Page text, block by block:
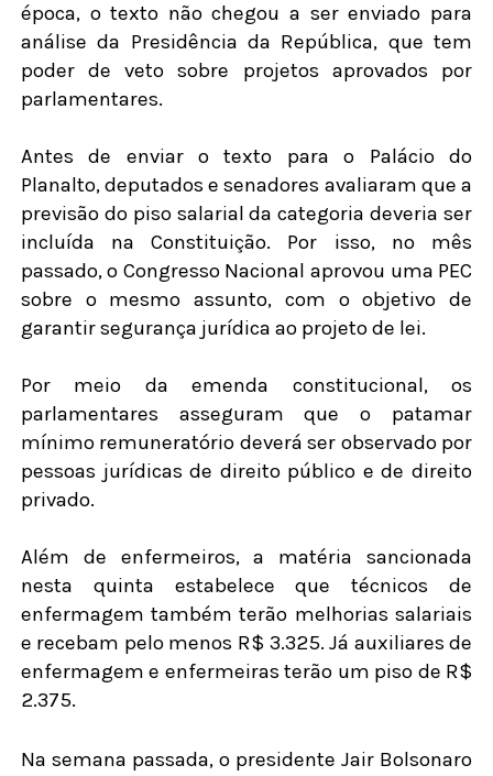
época, o texto não chegou a ser enviado para
análise da Presidência da República, que tem
poder de veto sobre projetos aprovados por
parlamentares.
Antes de enviar o texto para o Palácio do
Planalto, deputados e senadores avaliaram que a
previsão do piso salarial da categoria deveria ser
incluída na Constituição. Por isso, no mês
passado, o Congresso Nacional aprovou uma PEC
sobre o mesmo assunto, com o objetivo de
garantir segurança jurídica ao projeto de lei.
Por meio da emenda constitucional, os
parlamentares asseguram que o patamar
mínimo remuneratório deverá ser observado por
pessoas jurídicas de direito público e de direito
privado.
Além de enfermeiros, a matéria sancionada
nesta quinta estabelece que técnicos de
enfermagem também terão melhorias salariais
e recebam pelo menos R$ 3.325. Já auxiliares de
enfermagem e enfermeiras terão um piso de R$
2.375.
Na semana passada, o presidente Jair Bolsonaro